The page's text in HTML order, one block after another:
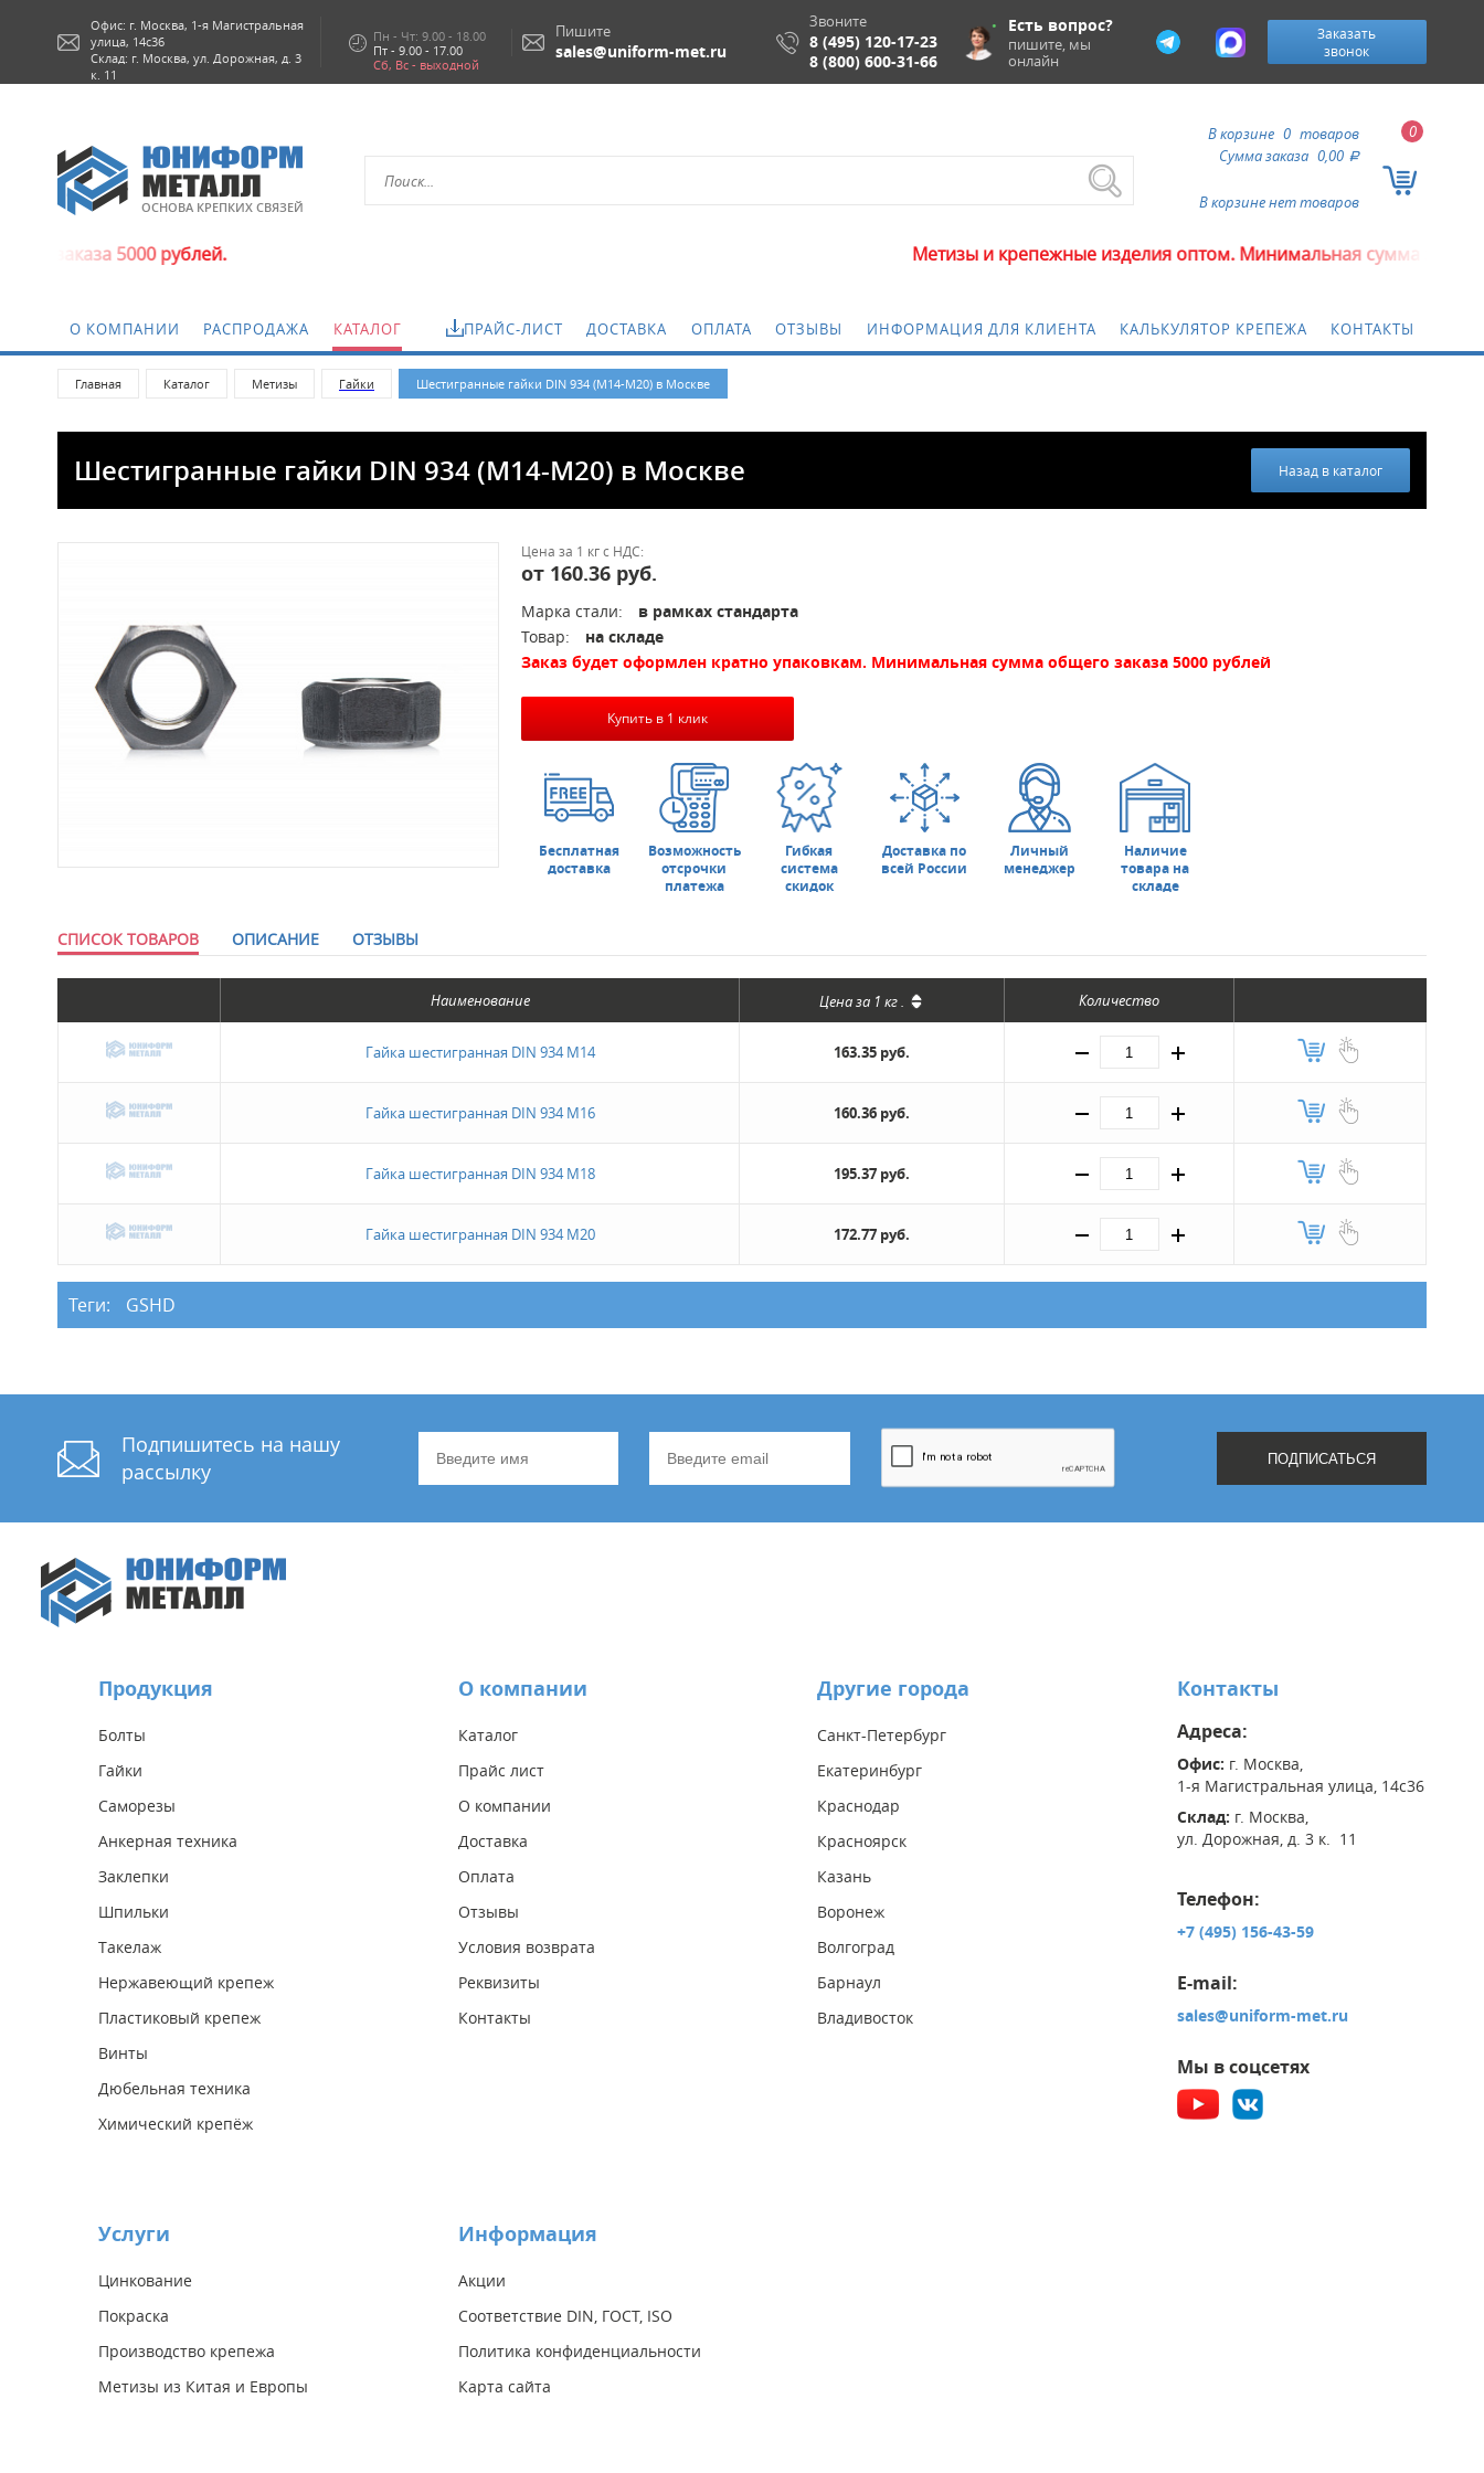
Есть вопрос?
пишите, мы
онлайн
Офис: г. Москва, 1-я Магистральная
улица, 14с36
Склад: г. Москва, ул. Дорожная, д. 3
к. 11
Пн - Чт: 9.00 - 18.00
Пт - 9.00 - 17.00
Сб, Вс - выходной
Пишите
sales@uniform-met.ru
Звоните
8 (495) 120-17-23
8 (800) 600-31-66
Заказать
звонок
ОСНОВА КРЕПКИХ СВЯЗЕЙ
0
В корзине 0 товаров
Сумма заказа 0,00 a
В корзине нет товаров
5000 рублей. Метизы и крепежные изделия оптом. Минимальная сумма заказа 5000
О КОМПАНИИ РАСПРОДАЖА КАТАЛОГ ПРАЙС-ЛИСТ ДОСТАВКА ОПЛАТА ОТЗЫВЫ ИНФОРМАЦИЯ ДЛЯ КЛИЕНТА КАЛЬКУЛЯТОР КРЕПЕЖА КОНТАКТЫ
Главная Каталог Метизы Гайки Шестигранные гайки DIN 934 (М14-М20) в Москве
Шестигранные гайки DIN 934 (М14-М20) в Москве Назад в каталог
Цена за 1 кг с НДС:
от 160.36 руб.
Марка стали:
в рамках стандарта
Товар:
на складе
Заказ будет оформлен кратно упаковкам. Минимальная сумма общего заказа 5000 рублей
Купить в 1 клик
Бесплатная
доставка
Возможность
отсрочки
платежа
Гибкая
система
скидок
Доставка по
всей России
Личный
менеджер
Наличие
товара на
складе
СПИСОК ТОВАРОВ ОПИСАНИЕ ОТЗЫВЫ
Наименование Цена за 1 кг. Количество
Гайка шестигранная DIN 934 М14 163.35 руб.
Гайка шестигранная DIN 934 М16 160.36 руб.
Гайка шестигранная DIN 934 М18 195.37 руб.
Гайка шестигранная DIN 934 М20 172.77 руб.
Теги: GSHD
Подпишитесь на нашу
рассылку
Продукция
Болты
Гайки
Саморезы
Анкерная техника
Заклепки
Шпильки
Такелаж
Нержавеющий крепеж
Пластиковый крепеж
Винты
Дюбельная техника
Химический крепёж
Услуги
Цинкование
Покраска
Производство крепежа
Метизы из Китая и Европы
О компании
Каталог
Прайс лист
О компании
Доставка
Оплата
Отзывы
Условия возврата
Реквизиты
Контакты
Информация
Акции
Соответствие DIN, ГОСТ, ISO
Политика конфиденциальности
Карта сайта
Другие города
Санкт-Петербург
Екатеринбург
Краснодар
Красноярск
Казань
Воронеж
Волгоград
Барнаул
Владивосток
Контакты
Адреса:
Офис: г. Москва,
1-я Магистральная улица, 14с36
Склад: г. Москва,
ул. Дорожная, д. 3 к. 11
Телефон:
+7 (495) 156-43-59
E-mail:
sales@uniform-met.ru
Мы в соцсетях